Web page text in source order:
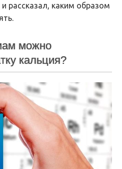
рассказал, каким образом
можно
кальция?